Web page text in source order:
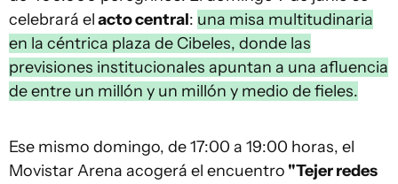
celebrará elacto central: una misa multitudinaria
en la céntrica plaza de Cibeles, donde las
previsiones institucionales apuntan a una afluencia
de entre un millón y un millón y medio de fieles.
Ese mismo domingo, de 17:00 a 19:00 horas, el
Movistar Arena acogerá el encuentro "Tejer redes